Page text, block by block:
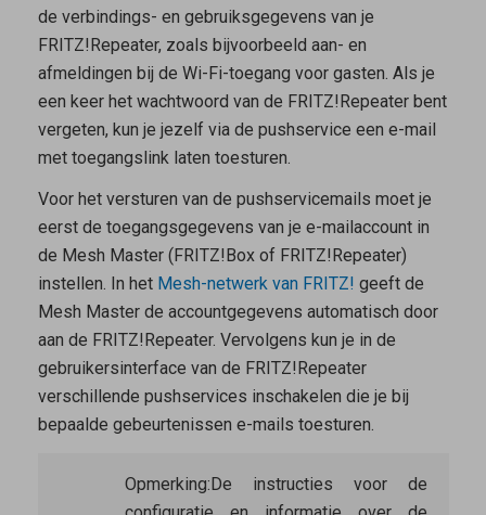
de verbindings- en gebruiksgegevens van je
FRITZ!Repeater, zoals bijvoorbeeld aan- en
afmeldingen bij de Wi-Fi-toegang voor gasten. Als je
een keer het wachtwoord van de FRITZ!Repeater bent
vergeten, kun je jezelf via de pushservice een e-mail
met toegangslink laten toesturen.
Voor het versturen van de pushservicemails moet je
eerst de toegangsgegevens van je e-mailaccount in
de Mesh Master(FRITZ!Box of FRITZ!Repeater)
instellen. In het Mesh-netwerk van FRITZ! geeft de
Mesh Masterde accountgegevens automatisch door
aan de FRITZ!Repeater. Vervolgens kun je in de
gebruikersinterface van de FRITZ!Repeater
verschillende pushservices inschakelen die je bij
bepaalde gebeurtenissen e-mails toesturen.
Opmerking: De instructies voor de